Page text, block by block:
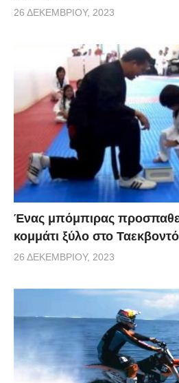
26 ΔΕΚΕΜΒΡΊΟΥ, 2023
Ένας μπόμπιρας
κομμάτι ξύλο στο
26 ΔΕΚΕΜΒΡΊΟΥ, 2023